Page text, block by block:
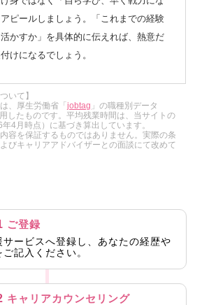
ピールしましょう。「これまでの経験
かすか」を具体的に伝えれば、熱意だ
けになるでしょう。
いて】
、厚生労働省「jobtag 」の職種別データ
したものです。平均残業時間は、当サイトの
4月時点）に基づき算出しています。
容を保証するものではありません。実際の条
びキャリアアドバイザーとの面談にて改めて
ご登録
サービスへ登録し、あなたの経歴や
記入ください。
キャリアカウンセリング